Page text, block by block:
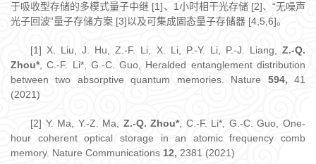
于吸收型存储的多模式量子中继 [1]、1小时相干光存储 [2]、“无噪声
光子回波”量子存储方案 [3]以及可集成固态量子存储器 [4,5,6]。
[1] X. Liu, J. Hu, Z.-F. Li, X. Li, P.-Y. Li, P.-J. Liang, Z.-Q.
Zhou*, C.-F. Li*, G.-C. Guo, Heralded entanglement distribution
between two absorptive quantum memories. Nature 594, 41
(2021)
[2] Y. Ma, Y.-Z. Ma, Z.-Q. Zhou*, C.-F. Li*, G.-C. Guo, One-
hour coherent optical storage in an atomic frequency comb
memory. Nature Communications 12, 2381 (2021)